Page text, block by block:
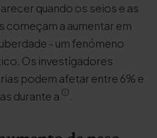
quando os seios e as
começam a aumentar em
- um fenómeno
Os investigadores
podem afetar entre 6% e
durante a
.